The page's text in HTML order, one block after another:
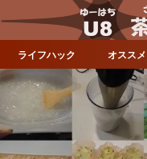
ライフハック オススメ